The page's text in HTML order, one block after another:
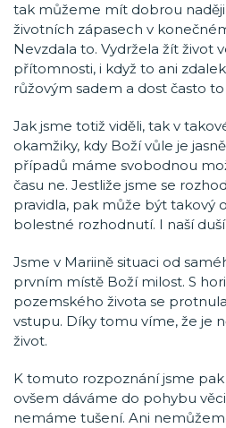
tak můžeme mít dobrou
životních zápasech v
Nevzdala to. Vydržela žít život
přítomnosti, i když to ani
růžovým sadem a dost často
Jak jsme totiž viděli, tak v
okamžiky, kdy Boží vůle je
případů máme svobodnou
času ne. Jestliže jsme se
pravidla, pak může být takový
bolestné rozhodnutí. I naší
Jsme v Mariině situaci od
prvním místě Boží milost. S
pozemského života se
vstupu. Díky tomu víme, že je
život.
K tomuto rozpoznání jsme pak
ovšem dáváme do pohybu
nemáme tušení. Ani